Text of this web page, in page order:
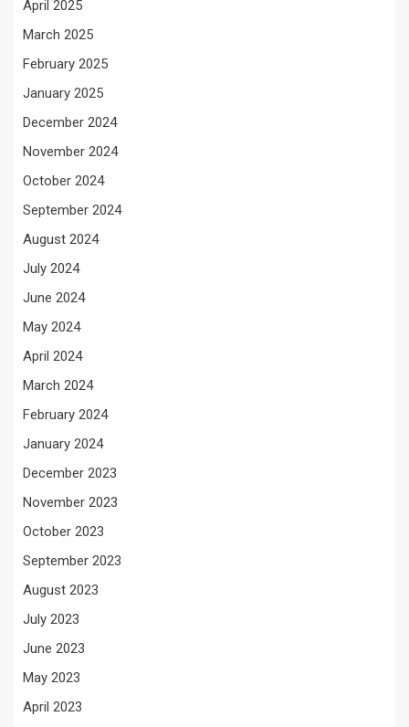
April 2025
March 2025
February 2025
January 2025
December 2024
November 2024
October 2024
September 2024
August 2024
July 2024
June 2024
May 2024
April 2024
March 2024
February 2024
January 2024
December 2023
November 2023
October 2023
September 2023
August 2023
July 2023
June 2023
May 2023
April 2023